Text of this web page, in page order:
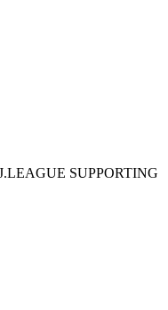
SUPPORTING